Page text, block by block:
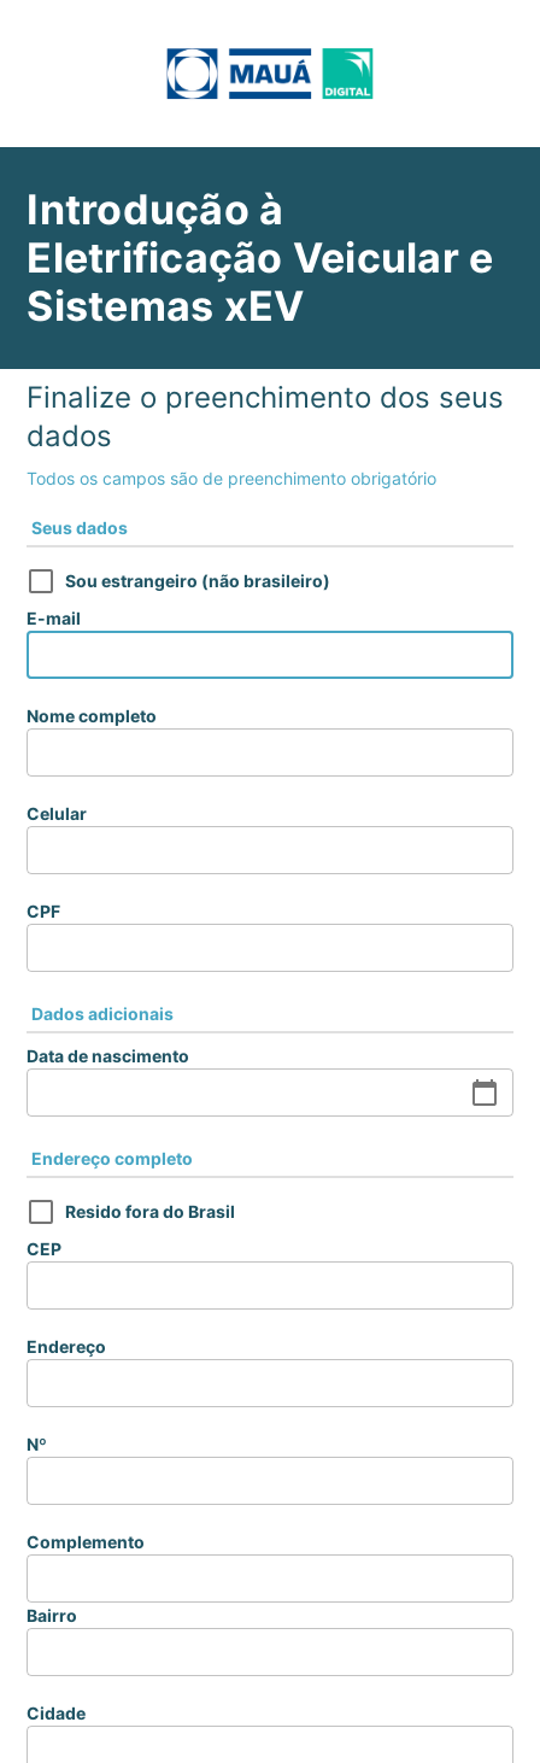
Introdução à
Eletrificação Veicular e
Sistemas xEV
Finalize o preenchimento dos seus
dados
Todos os campos são de preenchimento obrigatório
Seus dados
Sou estrangeiro (não brasileiro)
E-mail
Nome completo
Celular
CPF
Dados adicionais
Data de nascimento
calendar_today
Endereço completo
Resido fora do Brasil
CEP
Endereço
Nº
Complemento
Bairro
Cidade